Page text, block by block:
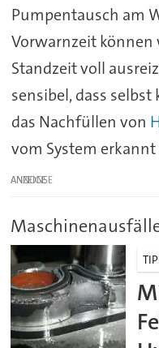
Pumpentausch am
Vorwarnzeit
Standzeit voll
sensibel, dass
das Nachfüllen von
vom System erkannt
ANZEIGE